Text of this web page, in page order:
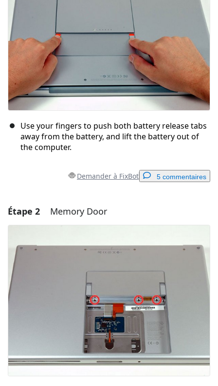
Use your fingers to push both battery release tabs
away from the battery, and lift the battery out of
the computer.
Demander à FixBot 5 commentaires
Ajouter un commentaire
Publier un commentaire
Étape 2 Memory Door